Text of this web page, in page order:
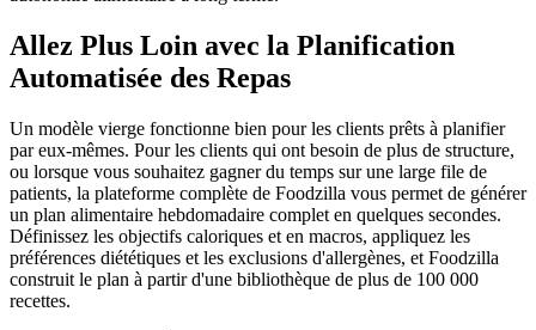
Allez Plus Loin avec la Planification
Automatisée des Repas
Un modèle vierge fonctionne bien pour les clients prêts à planifier
par eux-mêmes. Pour les clients qui ont besoin de plus de structure,
ou lorsque vous souhaitez gagner du temps sur une large file de
patients, la plateforme complète de Foodzilla vous permet de générer
un plan alimentaire hebdomadaire complet en quelques secondes.
Définissez les objectifs caloriques et en macros, appliquez les
préférences diététiques et les exclusions d'allergènes, et Foodzilla
construit le plan à partir d'une bibliothèque de plus de 100 000
recettes.